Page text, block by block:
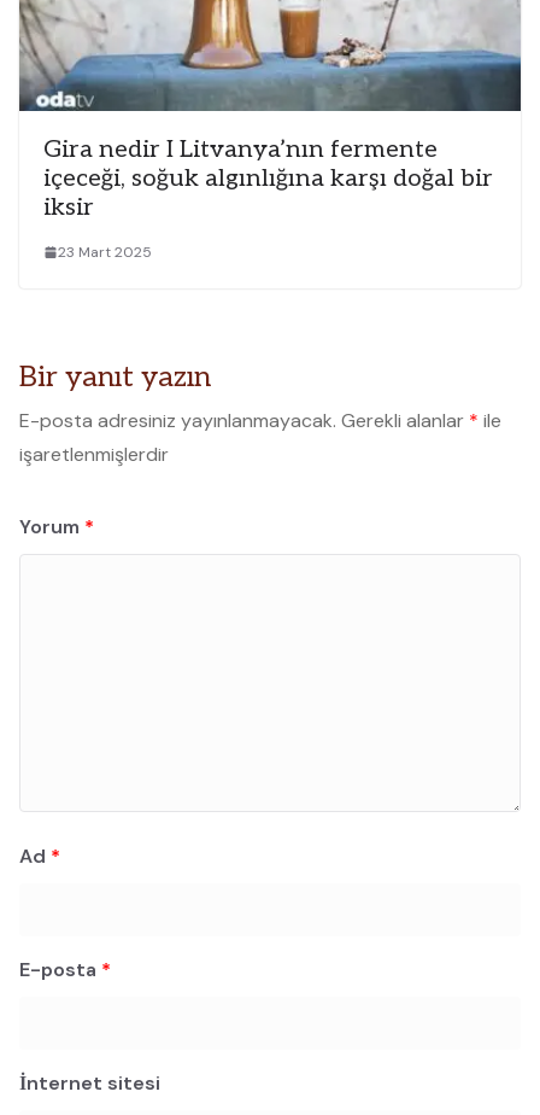
Gira nedir I Litvanya’nın fermente
içeceği, soğuk algınlığına karşı doğal bir
iksir
23 Mart 2025
Bir yanıt yazın
E-posta adresiniz yayınlanmayacak. Gerekli alanlar * ile
işaretlenmişlerdir
Yorum *
Ad *
E-posta *
İnternet sitesi